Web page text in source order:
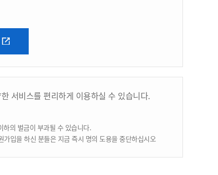
서비스를 편리하게 이용하실 수 있습니다.
의 벌금이 부과될 수 있습니다.
입을 하신 분들은 지금 즉시 명의 도용을 중단하십시오